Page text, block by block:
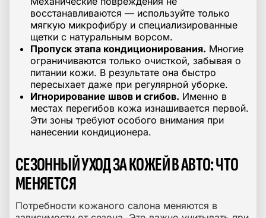
восстанавливаются — используйте только
мягкую микрофибру и специализированные
щетки с натуральным ворсом.
Пропуск этапа кондиционирования. Многие
ограничиваются только очисткой, забывая о
питании кожи. В результате она быстро
пересыхает даже при регулярной уборке.
Игнорирование швов и сгибов. Именно в
местах перегибов кожа изнашивается первой.
Эти зоны требуют особого внимания при
нанесении кондиционера.
СЕЗОННЫЙ УХОД ЗА КОЖЕЙ В АВТО: ЧТО
МЕНЯЕТСЯ
Потребности кожаного салона меняются в